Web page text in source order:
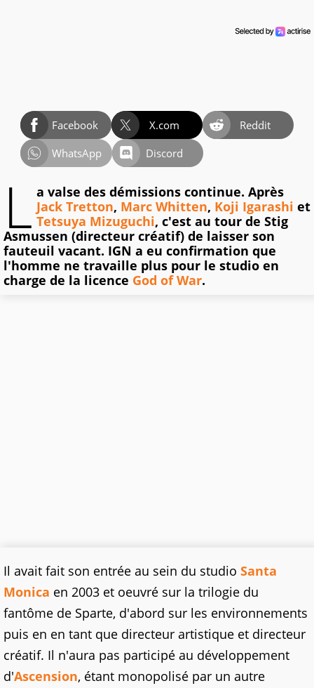
Facebook X.com
Reddit
WhatsApp
Discord
L a valse des démissions continue. Après
Jack Tretton, Marc Whitten, Koji Igarashi et
Tetsuya Mizuguchi, c'est au tour de Stig
Asmussen (directeur créatif) de laisser son
fauteuil vacant. IGN a eu confirmation que
l'homme ne travaille plus pour le studio en
charge de la licence God of War.
Il avait fait son entrée au sein du studio Santa
Monica en 2003 et oeuvré sur la trilogie du
fantôme de Sparte, d'abord sur les environnements
puis en en tant que directeur artistique et directeur
créatif. Il n'aura pas participé au développement
d'Ascension, étant monopolisé par un autre